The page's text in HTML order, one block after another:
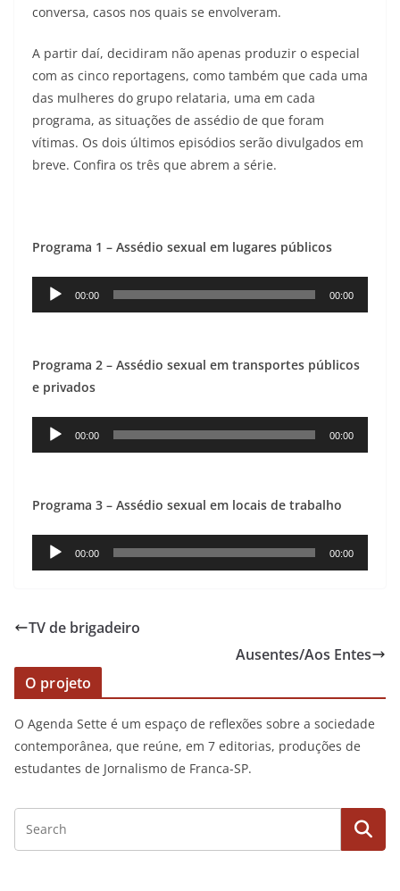
conversa, casos nos quais se envolveram.
A partir daí, decidiram não apenas produzir o especial
com as cinco reportagens, como também que cada uma
das mulheres do grupo relataria, uma em cada
programa, as situações de assédio de que foram
vítimas. Os dois últimos episódios serão divulgados em
breve. Confira os três que abrem a série.
Programa 1 – Assédio sexual em lugares públicos
Reprodutor
de
00:00 00:00
Programa 2 – Assédio sexual em transportes públicos
e privados
Reprodutor
de
00:00 00:00
Programa 3 – Assédio sexual em locais de trabalho
Reprodutor
de
00:00 00:00
TV de brigadeiro
Ausentes/Aos Entes
O projeto
O Agenda Sette é um espaço de reflexões sobre a sociedade
contemporânea, que reúne, em 7 editorias, produções de
estudantes de Jornalismo de Franca-SP.